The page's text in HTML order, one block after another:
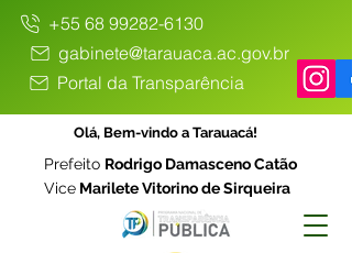
+55 68 99282-6130
gabinete@tarauaca.ac.gov.br
Portal da Transparência
Olá, Bem-vindo a Tarauacá!
Prefeito Rodrigo Damasceno Catão
Vice Marilete Vitorino de Sirqueira